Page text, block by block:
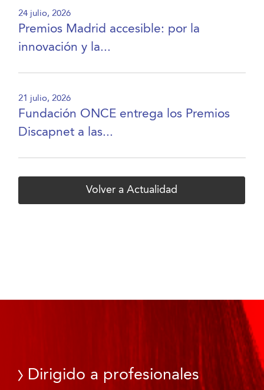
24 julio, 2026
Premios Madrid accesible: por la
innovación y la...
21 julio, 2026
Fundación ONCE entrega los Premios
Discapnet a las...
Volver a Actualidad
Dirigido a profesionales